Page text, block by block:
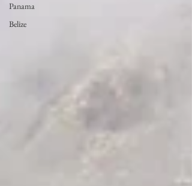
Panama
Belize